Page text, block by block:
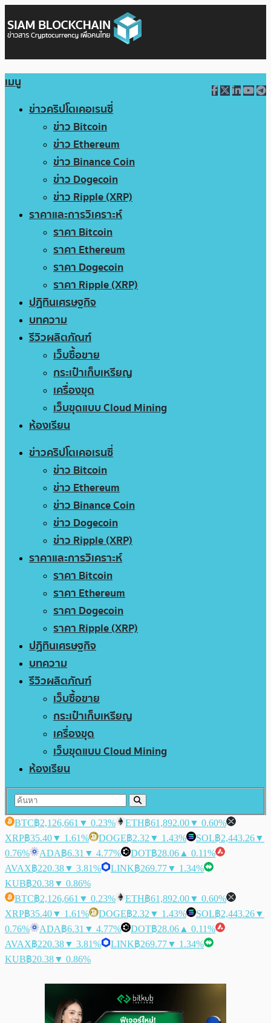
เมนู
ข่าวคริปโตเคอเรนซี่
ข่าว Bitcoin
ข่าว Ethereum
ข่าว Binance Coin
ข่าว Dogecoin
ข่าว Ripple (XRP)
ราคาและการวิเคราะห์
ราคา Bitcoin
ราคา Ethereum
ราคา Dogecoin
ราคา Ripple (XRP)
ปฏิทินเศรษฐกิจ
บทความ
รีวิวผลิตภัณฑ์
เว็บซื้อขาย
กระเป๋าเก็บเหรียญ
เครื่องขุด
เว็บขุดแบบ Cloud Mining
ห้องเรียน
ข่าวคริปโตเคอเรนซี่
ข่าว Bitcoin
ข่าว Ethereum
ข่าว Binance Coin
ข่าว Dogecoin
ข่าว Ripple (XRP)
ราคาและการวิเคราะห์
ราคา Bitcoin
ราคา Ethereum
ราคา Dogecoin
ราคา Ripple (XRP)
ปฏิทินเศรษฐกิจ
บทความ
รีวิวผลิตภัณฑ์
เว็บซื้อขาย
กระเป๋าเก็บเหรียญ
เครื่องขุด
เว็บขุดแบบ Cloud Mining
ห้องเรียน
BTC฿2,126,661 ▼ 0.23% ETH฿61,892.00▼ 0.60%
XRP฿35.40▼ 1.61% DOGE฿2.32 ▼ 1.43% SOL฿2,443.26▼
0.76%
ADA฿6.31 ▼ 4.77% DOT฿28.06 ▲ 0.11%
AVAX฿220.38▼ 3.81% LINK฿269.77▼ 1.34%
KUB฿20.38▼ 0.86%
BTC฿2,126,661 ▼ 0.23% ETH฿61,892.00▼ 0.60%
XRP฿35.40▼ 1.61% DOGE฿2.32 ▼ 1.43% SOL฿2,443.26▼
0.76%
ADA฿6.31 ▼ 4.77% DOT฿28.06 ▲ 0.11%
AVAX฿220.38▼ 3.81% LINK฿269.77▼ 1.34%
KUB฿20.38▼ 0.86%